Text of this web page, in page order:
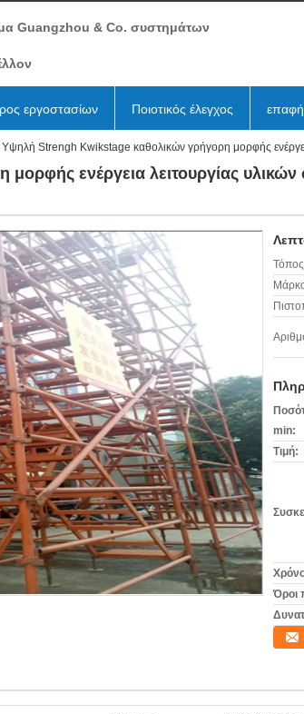
Guangzhou & Co. συστημάτων
εργοστασίων Ποιοτικός έλεγχος επαφή
Υψηλή Strengh Kwikstage καθολικών γρήγορη μορφής
ενέργεια λειτουργίας
min:
Τιμή:
Όροι